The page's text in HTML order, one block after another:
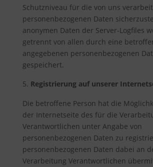
Schutzniveau für die von uns
personenbezogenen Daten
anonymen Daten der Server-Logfiles
getrennt von allen durch eine
angegebenen personenbezogenen
gespeichert.
Registrierung auf unserer
Die betroffene Person hat die
der Internetseite des für die
Verantwortlichen unter Angabe von
personenbezogenen Daten zu
personenbezogenen Daten dabei an
Verarbeitung Verantwortlichen